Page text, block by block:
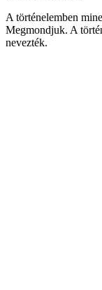
A történelemben
Megmondjuk. A
nevezték.